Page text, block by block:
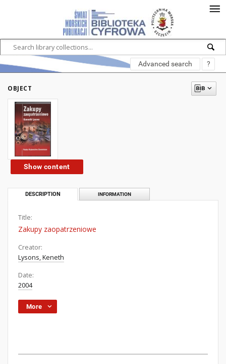
Advanced search ?
OBJECT
Show content
DESCRIPTION INFORMATION
Title:
Zakupy zaopatrzeniowe
Creator:
Lysons, Keneth
Date:
2004
More